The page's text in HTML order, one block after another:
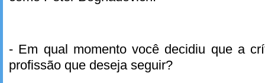
- Em qual momento você decidiu que a
profissão que deseja seguir?